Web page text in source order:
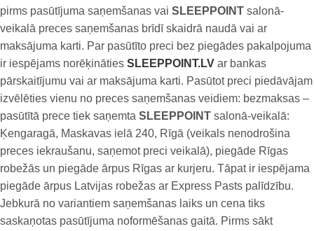
pirms pasūtījuma saņemšanas vai SLEEPPOINT salonā-
veikalā preces saņemšanas brīdī skaidrā naudā vai ar
maksājuma karti. Par pasūtīto preci bez piegādes pakalpojuma
ir iespējams norēķināties SLEEPPOINT.LV ar bankas
pārskaitījumu vai ar maksājuma karti. Pasūtot preci piedāvājam
izvēlēties vienu no preces saņemšanas veidiem: bezmaksas –
pasūtītā prece tiek saņemta SLEEPPOINT salonā-veikalā:
Ķengaragā, Maskavas ielā 240, Rīgā (veikals nenodrošina
preces iekraušanu, saņemot preci veikalā), piegāde Rīgas
robežās un piegāde ārpus Rīgas ar kurjeru. Tāpat ir iespējama
piegāde ārpus Latvijas robežas ar Express Pasts palīdzību.
Jebkurā no variantiem saņemšanas laiks un cena tiks
saskaņotas pasūtījuma noformēšanas gaitā. Pirms sākt